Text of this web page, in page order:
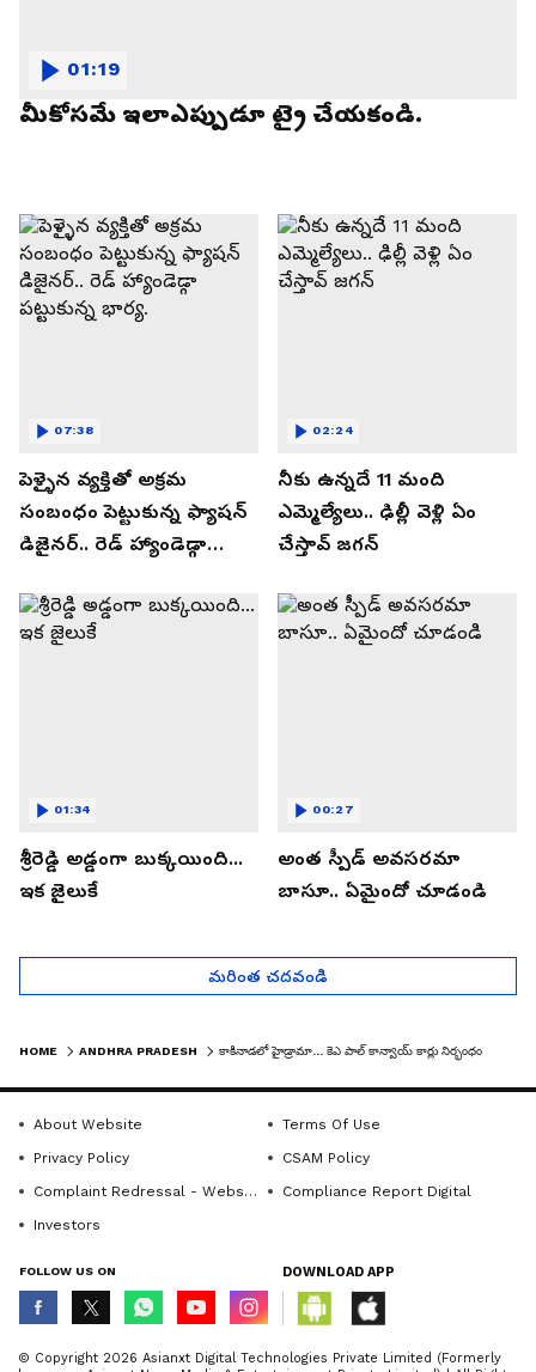
మీకోసమే ఇలాఎప్పుడూ ట్రై చేయకండి.
01:19
పెళ్ళైన వ్యక్తితో అక్రమ
సంబంధం పెట్టుకున్న ఫ్యాషన్
డిజైనర్.. రెడ్ హ్యాండెడ్గా
07:38
నీకు ఉన్నదే 11 మంది
ఎమ్మెల్యేలు.. ఢిల్లీ వెళ్లి ఏం
చేస్తావ్ జగన్
02:24
శ్రీరెడ్డి అడ్డంగా బుక్కయింది...
ఇక జైలుకే
01:34
అంత స్పీడ్ అవసరమా
బాసూ.. ఏమైందో చూడండి
00:27
మరింత చదవండి
HOME ANDHRA PRADESH కాకినాడలో హైడ్రామా... కెఎ పాల్ కాన్వాయ్ కార్లు నిర్భంధం
About Website
Terms Of Use
Privacy Policy
CSAM Policy
Complaint Redressal - Website
Compliance Report Digital
Investors
FOLLOW US ON DOWNLOAD APP
© Copyright 2026 Asianxt Digital Technologies Private Limited (Formerly